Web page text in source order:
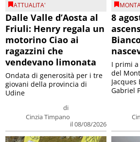
ATTUALITA'
Dalle Valle d’Aosta al
Friuli: Henry regala un
motorino Ciao ai
ragazzini che
vendevano limonata
di
Cinzia Timpano
il 08/08/2026
Ondata di generosità per i tre
giovani della provincia di
Udine
8
I primi
del
Gabriel